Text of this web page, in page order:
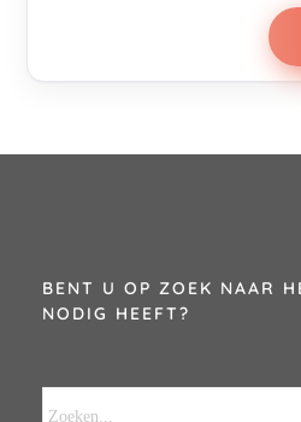
BENT U OP ZOEK NAAR
NODIG HEEFT?